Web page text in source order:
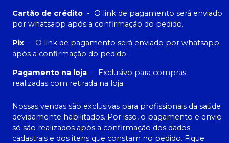
Cartão de crédito - O link de pagamento será enviado
por whatsapp após a confirmação do pedido.
Pix - O link de pagamento será enviado por whatsapp
após a confirmação do pedido.
Pagamento na loja -
Exclusivo para compras
realizadas com retirada na loja.
Nossas vendas são exclusivas para profissionais da saúde
devidamente habilitados. Por isso, o pagamento e envio
só são realizados após a confirmação dos dados
cadastrais e dos itens que constam no pedido. Fique